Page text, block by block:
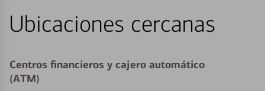
Ubicaciones cercanas
Centros financieros y cajero automático
(ATM)